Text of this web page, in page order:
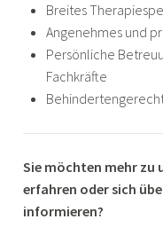
Breites
Angenehmes und
Persönliche
Fachkräfte
Sie möchten mehr zu
erfahren oder sich
informieren?